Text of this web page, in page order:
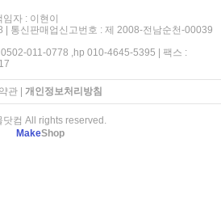
자 : 이현이
| 통신판매업신고번호 : 제 2008-전남순천-00039
011-0778 ,hp 010-4645-5395 | 팩스 :
관| 개인정보처리방침
컴 All rights reserved.
MakeShop